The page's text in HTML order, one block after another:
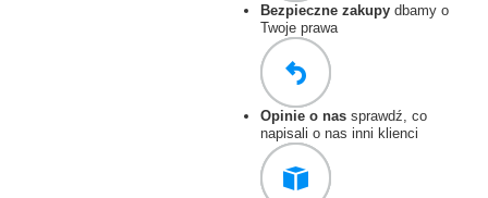
Bezpieczne zakupy dbamy o
Twoje prawa
Opinie o nas sprawdź, co
napisali o nas inni klienci